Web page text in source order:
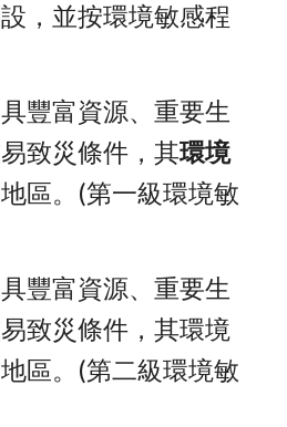
，並按環境敏感程
豐富資源、重要生
致災條件，其環境
區。(第一級環境敏
豐富資源、重要生
致災條件，其環境
區。(第二級環境敏